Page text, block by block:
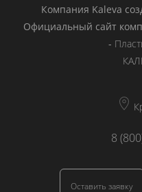
Компания Kaleva
Официальный сайт
-
8
Оставить заявку